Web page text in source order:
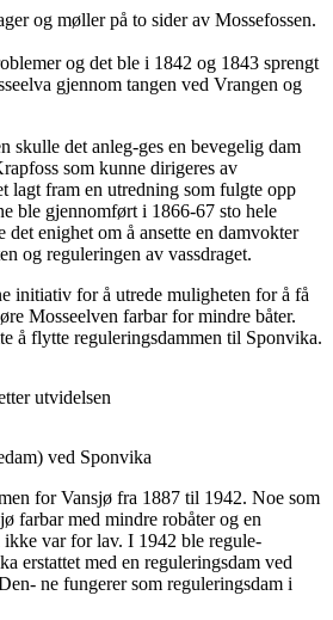
og møller på to sider av Mossefossen.
og det ble i 1842 og 1843 sprengt
gjennom tangen ved Vrangen og
skulle det anleg-ges en bevegelig dam
som kunne dirigeres av
lagt fram en utredning som fulgte opp
ble gjennomført i 1866-67 sto hele
enighet om å ansette en damvokter
og reguleringen av vassdraget.
initiativ for å utrede muligheten for å få
Mosseelven farbar for mindre båter.
å flytte reguleringsdammen til Sponvika.
utvidelsen
ved Sponvika
for Vansjø fra 1887 til 1942. Noe som
farbar med mindre robåter og en
ikke var for lav. I 1942 ble regule-
erstattet med en reguleringsdam ved
ne fungerer som reguleringsdam i